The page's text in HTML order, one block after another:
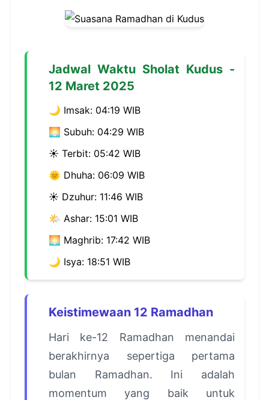
Jadwal Waktu Sholat Kudus -
12 Maret 2025
🌙 Imsak: 04:19 WIB
🌅 Subuh: 04:29 WIB
☀️ Terbit: 05:42 WIB
🌞 Dhuha: 06:09 WIB
☀️ Dzuhur: 11:46 WIB
🌤️ Ashar: 15:01 WIB
🌅 Maghrib: 17:42 WIB
🌙 Isya: 18:51 WIB
Keistimewaan 12 Ramadhan
Hari ke-12 Ramadhan menandai
berakhirnya sepertiga pertama
bulan Ramadhan. Ini adalah
momentum yang baik untuk